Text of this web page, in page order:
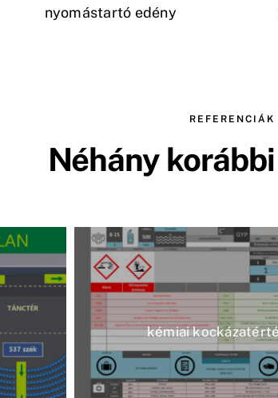
nyomástartó edény
REFERENCIÁK
Néhány
kémiai